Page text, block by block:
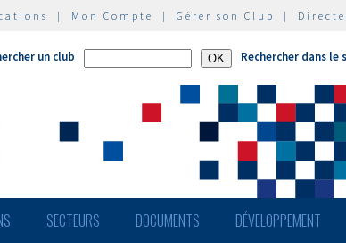
| Mon Compte | Gérer son Club |
un club Rechercher dans le
SECTEURS DOCUMENTS DÉVELOPPEMENT